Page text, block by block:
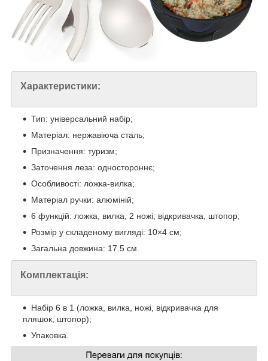
Характеристики:
Тип: універсальний набір;
Матеріал: нержавіюча сталь;
Призначення: туризм;
Заточення леза: одностороннє;
Особливості: ложка-вилка;
Матеріал ручки: алюміній;
6 функцій: ложка, вилка, 2 ножі, відкривачка, штопор;
Розмір у складеному вигляді: 10×4 см;
Загальна довжина: 17.5 см.
Комплектація:
Набір 6 в 1 (ложка, вилка, ножі, відкривачка для
пляшок, штопор);
Упаковка.